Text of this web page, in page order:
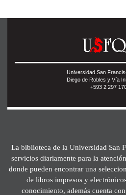
Universidad San
Diego de Robles y Vía
+593 2 297
La biblioteca de la Universidad San
servicios diariamente para la
donde pueden encontrar una
de libros impresos y
conocimiento, además cuenta